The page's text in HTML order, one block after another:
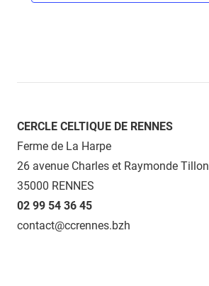
CERCLE CELTIQUE DE RENNES
Ferme de La Harpe
26 avenue Charles et Raymonde Tillon
35000 RENNES
02 99 54 36 45
contact@ccrennes.bzh